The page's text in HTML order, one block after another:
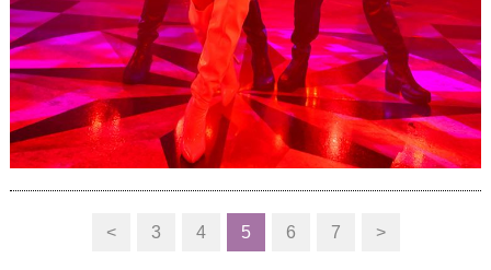
< 3 4 5 6 7 >